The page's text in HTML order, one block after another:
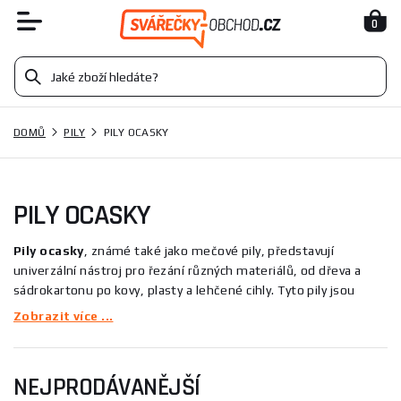
0
DOMŮ PILY PILY OCASKY
PILY OCASKY
Pily ocasky, známé také jako mečové pily, představují
univerzální nástroj pro řezání různých materiálů, od dřeva a
sádrokartonu po kovy, plasty a lehčené cihly. Tyto pily jsou
ideální pro hrubé řezy do dřeva, stěn, betonu i kovu a ocení je
a zedníků.
Hlavní charakteristiky pil ocasky:
Zobrazit více ...
NEJPRODÁVANĚJŠÍ